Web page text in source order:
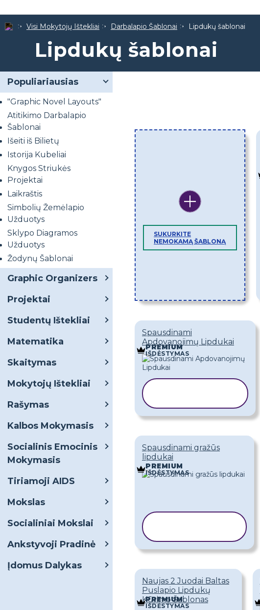
Visi Mokytojų Ištekliai Darbalapio Šablonai Lipdukų šablonai
Lipdukų šablonai
Populiariausias
"Graphic Novel Layouts"
Atitikimo Darbalapio
Šablonai
Išeiti iš Bilietų
Istorija Kubeliai
Knygos Striukės
Projektai
Laikraštis
Simbolių Žemėlapio
Užduotys
Sklypo Diagramos
Užduotys
Žodynų Šablonai
Graphic Organizers
Projektai
Studentų Ištekliai
Matematika
Skaitymas
Mokytojų Ištekliai
Rašymas
Kalbos Mokymasis
Socialinis Emocinis
Mokymasis
Tiriamoji AIDS
Mokslas
Socialiniai Mokslai
Ankstyvoji Pradinė
Įdomus Dalykas
SUKURKITE
NEMOKAMĄ ŠABLONĄ
Spausdinami
Apdovanojimų Lipdukai
PREMIUM
IŠDĖSTYMAS
Spausdinami gražūs
lipdukai
PREMIUM
IŠDĖSTYMAS
Naujas 2 Juodai Baltas
Puslapio Lipdukų
Kūrimo Šablonas
PREMIUM
IŠDĖSTYMAS